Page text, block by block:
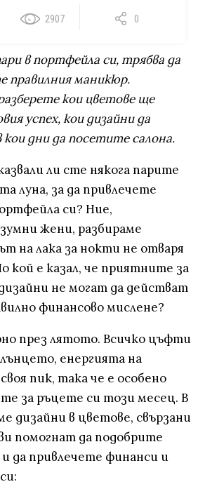
2907 0
в портфейла си, трябва да
правилния маникюр.
кои цветове ще
успех, кои дизайни да
дни да посетите салона.
ли сте някога парите
луна, за да привлечете
си? Ние,
жени, разбираме
на лака за нокти не отваря
кой е казал, че приятните за
не могат да действат
финансово мислене?
през лятото. Всичко цъфти
енергията на
пик, така че е особено
за ръцете си този месец. В
дизайни в цветове, свързани
помогнат да подобрите
да привлечете финанси и